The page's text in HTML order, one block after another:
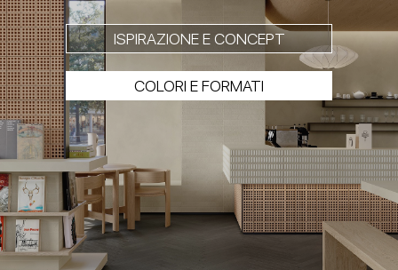
ISPIRAZIONE E CONCEPT
COLORI E FORMATI